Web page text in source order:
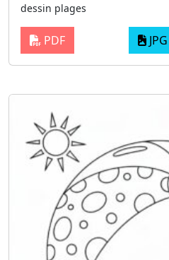
dessin plages
PDF JPG